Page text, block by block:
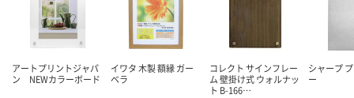
カゴへ
アートプリントジャパ
ン NEWカラーボード
イワタ 木製 額縁 ガー
ベラ
コレクト サインフレー
ム 壁掛け式 ウォルナッ
ト B-166…
シャープ
ー